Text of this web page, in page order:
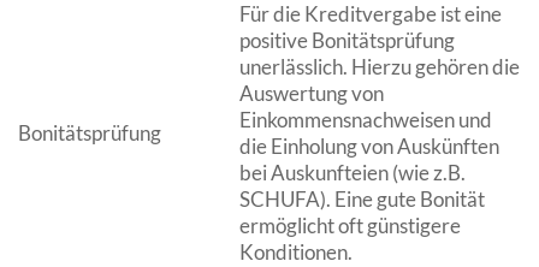
Bonitätsprüfung
Für die Kreditvergabe ist eine
positive Bonitätsprüfung
unerlässlich. Hierzu gehören die
Auswertung von
Einkommensnachweisen und
die Einholung von Auskünften
bei Auskunfteien (wie z.B.
SCHUFA). Eine gute Bonität
ermöglicht oft günstigere
Konditionen.